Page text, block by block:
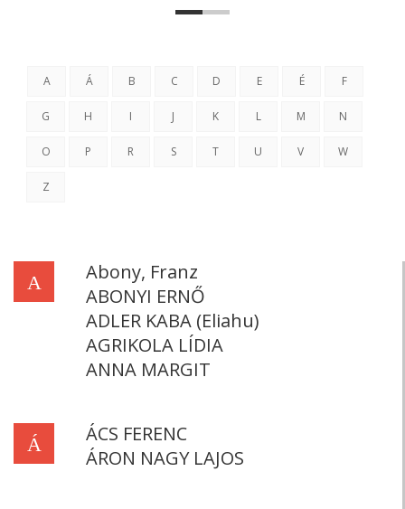
A Á B C D E É F
G H I J K L M N
O P R S T U V W
Z
A
Abony, Franz
ABONYI ERNŐ
ADLER KABA (Eliahu)
AGRIKOLA LÍDIA
ANNA MARGIT
Á
ÁCS FERENC
ÁRON NAGY LAJOS